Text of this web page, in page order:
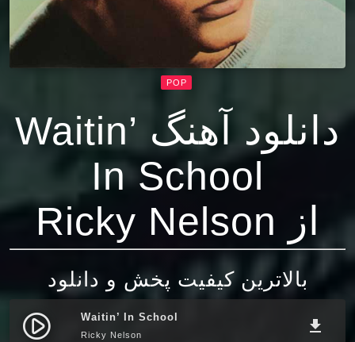
POP
دانلود آهنگ Waitin’
In School
از Ricky Nelson
بالاترین کیفیت پخش و دانلود
play_circle_filled Waitin’ In School
Ricky Nelson file_download